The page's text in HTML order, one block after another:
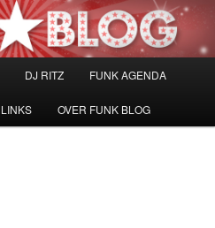
DJ RITZ FUNK AGENDA
LINKS OVER FUNK BLOG